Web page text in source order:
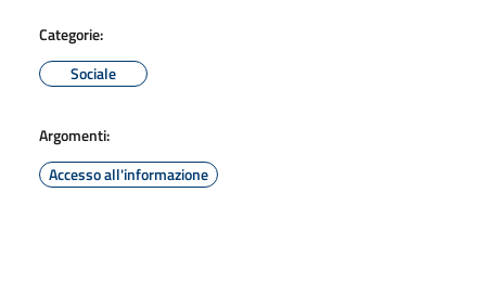
Categorie:
Sociale
Argomenti:
Accesso all'informazione